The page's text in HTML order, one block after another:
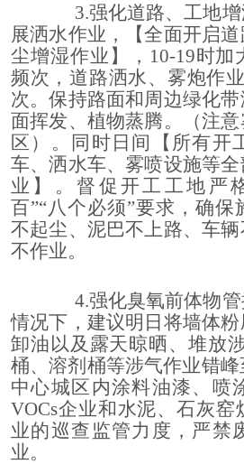
3.强化道路、工地
展洒水作业，
【全面开启
尘增湿作业】， 10-19时加
频次，道路洒水、雾炮作
次。保持路面和周边绿化
面挥发、植物蒸腾。（注
区）。同时日间【所有开
车、洒水车、雾喷设施等
业】。督促开工工地严
百”“八个必须”要求，确
不起尘、泥巴不上路、车
不作业。
4.强化臭氧前体物
情况下，建议明日将墙体
卸油以及露天晾晒、堆放
桶、溶剂桶等涉气作业错峰
中心城区内涂料油漆、喷
VOCs企业和水泥、石灰窑
业的巡查监管力度，严禁
业。